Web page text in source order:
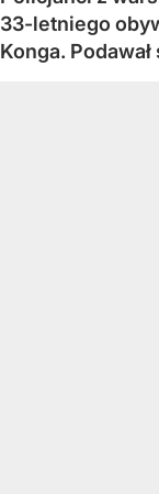
33-letniego
Konga.